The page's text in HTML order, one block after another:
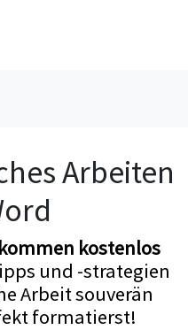
Arbeiten
kostenlos
und -strategien
Arbeit souverän
formatierst!